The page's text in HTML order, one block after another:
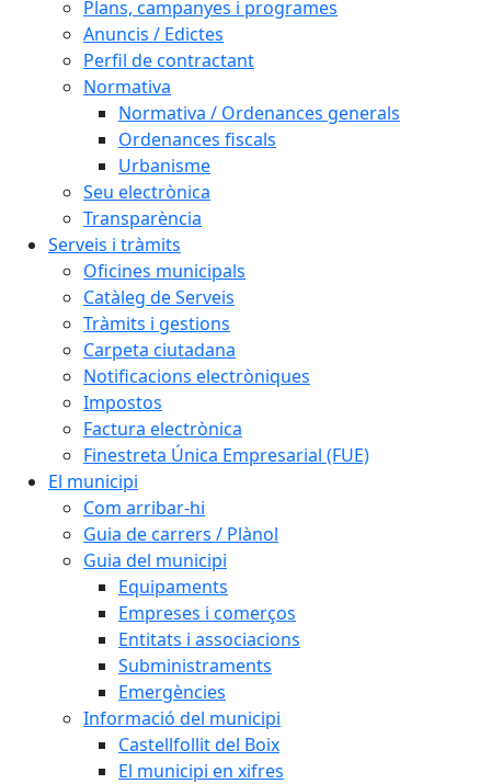
Plans, campanyes i programes
Anuncis / Edictes
Perfil de contractant
Normativa
Normativa / Ordenances generals
Ordenances fiscals
Urbanisme
Seu electrònica
Transparència
Serveis i tràmits
Oficines municipals
Catàleg de Serveis
Tràmits i gestions
Carpeta ciutadana
Notificacions electròniques
Impostos
Factura electrònica
Finestreta Única Empresarial (FUE)
El municipi
Com arribar-hi
Guia de carrers / Plànol
Guia del municipi
Equipaments
Empreses i comerços
Entitats i associacions
Subministraments
Emergències
Informació del municipi
Castellfollit del Boix
El municipi en xifres